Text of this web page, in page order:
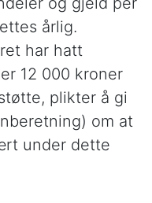
årlig.
har hatt
12 000 kroner
plikter å gi
om at
under dette